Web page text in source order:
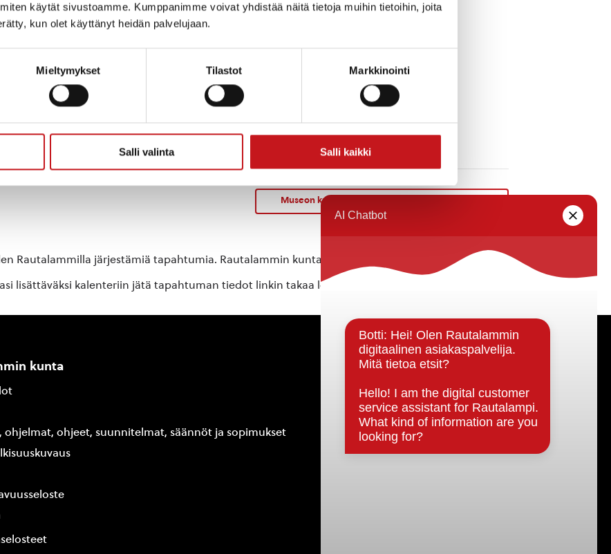
käytät sivustoamme. Kumppanimme voivat yhdistää näitä tietoja muihin tietoihin, joita
kun olet käyttänyt heidän palvelujaan.
Mieltymykset Tilastot Markkinointi
Salli valinta Salli kaikki
JÄRJESTÄJÄ
Rautalammin seurakunta
TAPAHTUMAPAIKKA
Hankamäen maja
+ Google Map
Näytä Tapahtumapaikka
WWW-sivusto
Museon kulttuuriluento: Rautalampilainen rock
Rautalammilla järjestämiä tapahtumia. Rautalammin kunta ei vastaa tietojen oikeellisuudesta.
lisättäväksi kalenteriin jätä tapahtuman tiedot linkin takaa löytyvällä
kunta
ohjelmat, ohjeet, suunnitelmat, säännöt ja sopimukset
Päätöksenteko ja lähidemokratia
Päätökset, esityslistat & pöytäkirjat
Hallinto
Kunnanhallitus
Kunnanvaltuusto